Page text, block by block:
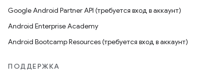
Google Android Partner API (требуется вход в аккаунт)
Android Enterprise Academy
Android Bootcamp Resources (требуется вход в аккаунт)
ПОДДЕРЖКА